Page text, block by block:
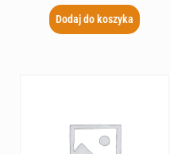
Dodaj do koszyka